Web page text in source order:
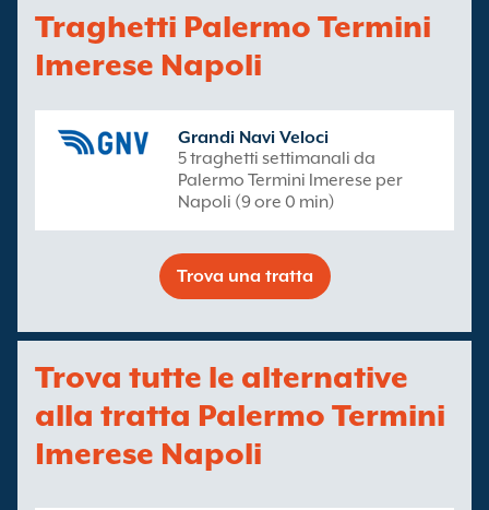
Traghetti Palermo Termini
Imerese Napoli
Grandi Navi Veloci
5 traghetti settimanali da
Palermo Termini Imerese per
Napoli (9 ore 0 min)
Trova una tratta
Trova tutte le alternative
alla tratta Palermo Termini
Imerese Napoli